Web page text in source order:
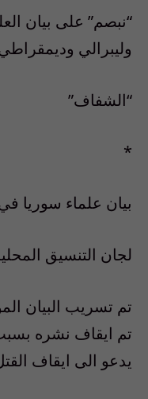
“نبصم” على بيان
وليبرالي
“الشفاف”
*
بيان علماء سوريا في
لجان التنسيق
تم تسريب البيان
تم ايقاف نشره
يدعو الى ايقاف